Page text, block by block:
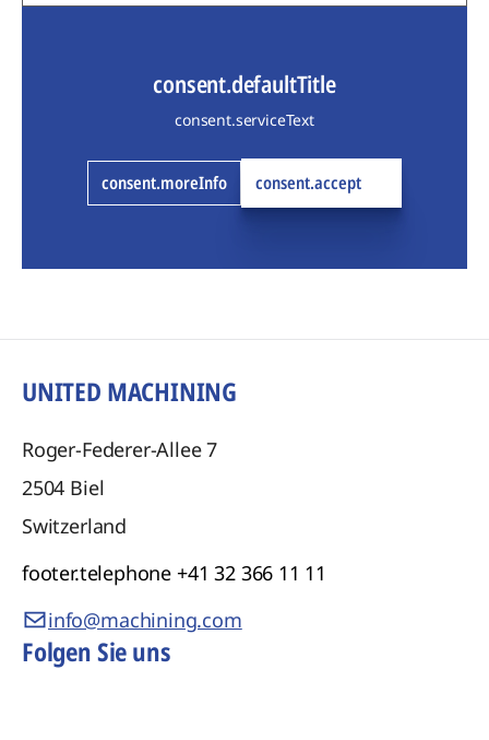
consent.defaultTitle
consent.serviceText
consent.moreInfo consent.accept
UNITED MACHINING
Roger-Federer-Allee 7
2504 Biel
Switzerland
footer.telephone +41 32 366 11 11
info@machining.com
Folgen Sie uns